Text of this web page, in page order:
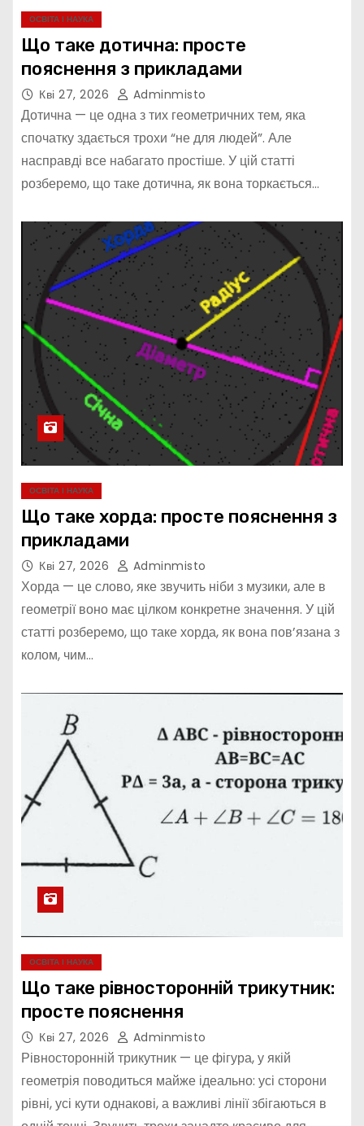
ОСВІТА І НАУКА
Що таке дотична: просте
пояснення з прикладами
Кві 27, 2026 Adminmisto
Дотична — це одна з тих геометричних тем, яка
спочатку здається трохи “не для людей”. Але
насправді все набагато простіше. У цій статті
розберемо, що таке дотична, як вона торкається…
ОСВІТА І НАУКА
Що таке хорда: просте пояснення з
прикладами
Кві 27, 2026 Adminmisto
Хорда — це слово, яке звучить ніби з музики, але в
геометрії воно має цілком конкретне значення. У цій
статті розберемо, що таке хорда, як вона пов’язана з
колом, чим…
ОСВІТА І НАУКА
Що таке рівносторонній трикутник:
просте пояснення
Кві 27, 2026 Adminmisto
Рівносторонній трикутник — це фігура, у якій
геометрія поводиться майже ідеально: усі сторони
рівні, усі кути однакові, а важливі лінії збігаються в